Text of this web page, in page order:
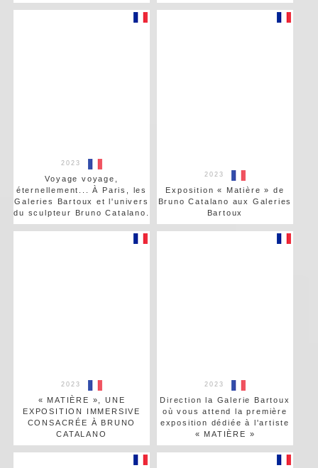
2023
Voyage voyage,
éternellement... À Paris, les
Galeries Bartoux et l'univers
du sculpteur Bruno Catalano.
2023
Exposition « Matière » de
Bruno Catalano aux Galeries
Bartoux
2023
« MATIÈRE », UNE
EXPOSITION IMMERSIVE
CONSACRÉE À BRUNO
CATALANO
2023
Direction la Galerie Bartoux
où vous attend la première
exposition dédiée à l'artiste
« MATIÈRE »